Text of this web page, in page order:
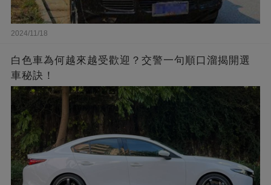
2024/11/18
白色車為何越來越受歡迎？交警一句順口溜揭開選
車秘訣！